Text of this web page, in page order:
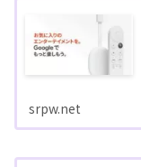
srpw.net